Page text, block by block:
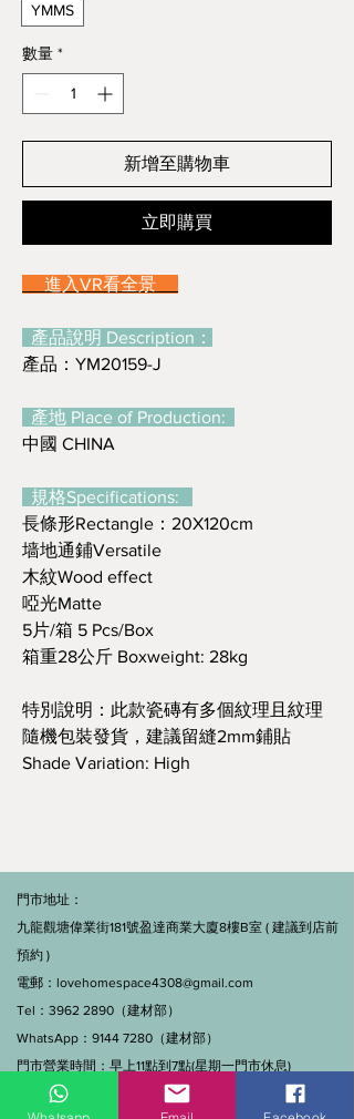
YMMS
數量 *
新增至購物車
立即購買
進入VR看全景
產品說明 Description：
產品：YM20159-J
產地 Place of Production:
中國 CHINA
規格Specifications:
長條形Rectangle：20X120cm
墙地通鋪Versatile
木紋Wood effect
啞光Matte
5片/箱 5 Pcs/Box
箱重28公斤 Boxweight: 28kg
特別說明：此款瓷磚有多個紋理且紋理
隨機包裝發貨，建議留縫2mm鋪貼
Shade Variation: High
門市地址：
九龍觀塘偉業街181號盈達商業大廈8樓B室 ( 建議到店前
預約 )
電郵： lovehomespace4308@gmail.com
Tel：3962 2890（建材部）
WhatsApp：9144 7280（建材部）
門市營業時間：早上11點到7點(星期一門市休息)
線上及電話查詢：9:00-18:00（假日照常）。